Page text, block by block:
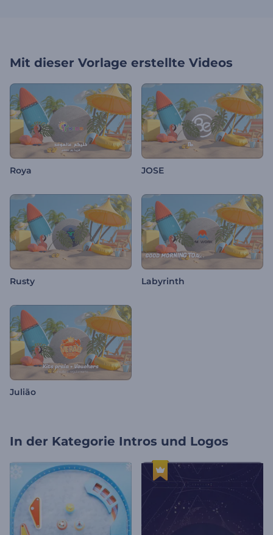
Mit dieser Vorlage erstellte Videos
Roya JOSE
Rusty Labyrinth
Julião
In der Kategorie Intros und Logos